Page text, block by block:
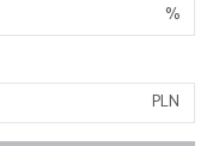
%
PLN